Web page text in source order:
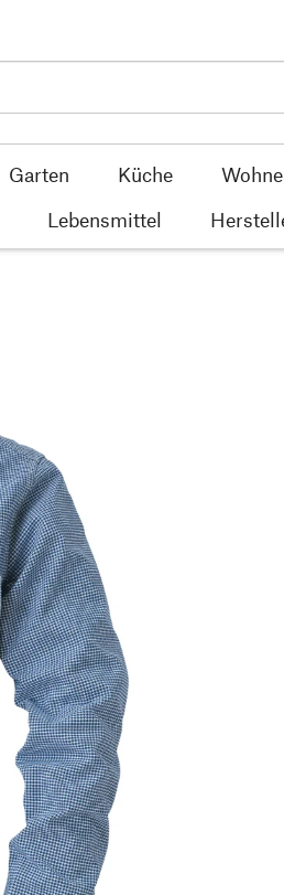
Garten Küche
Lebensmittel